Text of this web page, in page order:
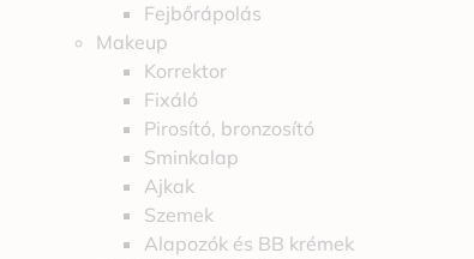
Fejbőrápolás
Makeup
Korrektor
Fixáló
Pirosító, bronzosító
Sminkalap
Ajkak
Szemek
Alapozók és BB krémek